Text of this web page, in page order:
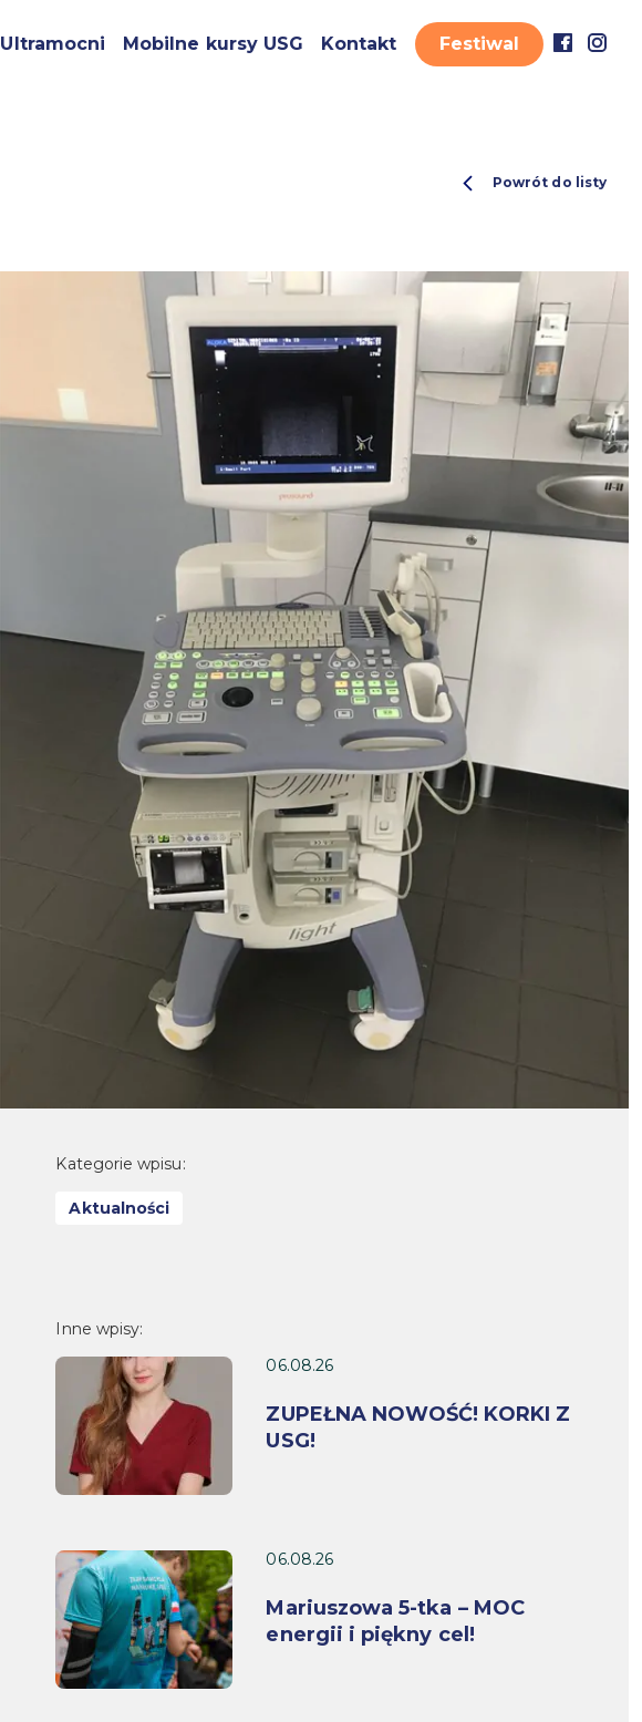
Ultramocni Mobilne kursy USG Kontakt Festiwal
Powrót do listy
Kategorie wpisu:
Aktualności
Inne wpisy:
06.08.26
ZUPEŁNA NOWOŚĆ! KORKI Z
USG!
06.08.26
Mariuszowa 5-tka – MOC
energii i piękny cel!